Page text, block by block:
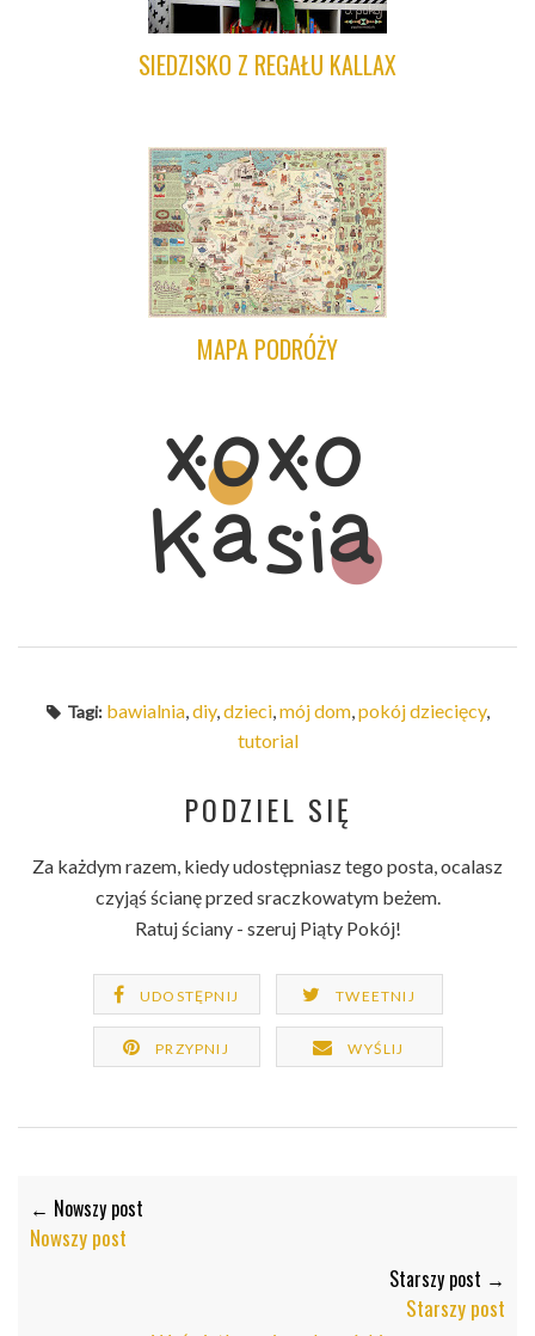
SIEDZISKO Z REGAŁU KALLAX
MAPA PODRÓŻY
Tagi: bawialnia, diy, dzieci, mój dom, pokój dziecięcy,
tutorial
PODZIEL SIĘ
Za każdym razem, kiedy udostępniasz tego posta, ocalasz
czyjąś ścianę przed sraczkowatym beżem.
Ratuj ściany - szeruj Piąty Pokój!
UDOSTĘPNIJ TWEETNIJ
PRZYPNIJ WYŚLIJ
← Nowszy post
Nowszy post
Starszy post →
Starszy post